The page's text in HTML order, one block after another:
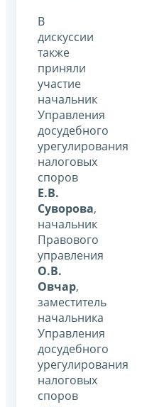
В
дискуссии
также
приняли
участие
начальник
Управления
досудебного
урегулирования
налоговых
споров
Е.В.
Суворова,
начальник
Правового
управления
О.В.
Овчар,
заместитель
начальника
Управления
досудебного
урегулирования
налоговых
споров